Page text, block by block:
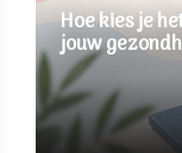
Hoe kies je
jouw